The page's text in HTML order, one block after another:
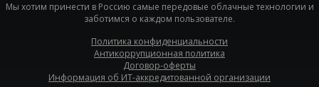
Мы хотим принести в Россию самые передовые облачные технологии и
заботимся о каждом пользователе.
Политика конфиденциальности
Антикоррупционная политика
Договор-оферты
Информация об ИТ-аккредитованной организации